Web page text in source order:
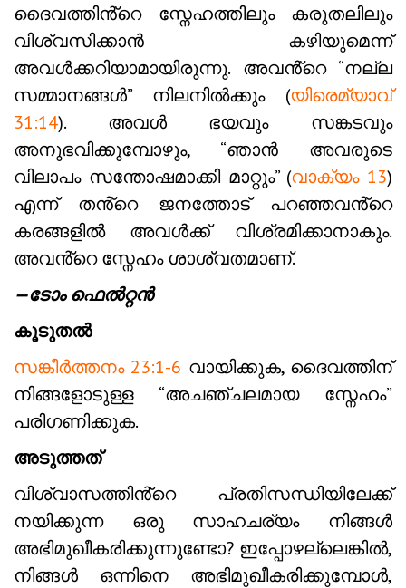
ദൈവത്തിൻ്റെ സ്നേഹത്തിലും കരുതലിലും
വിശ്വസിക്കാൻ കഴിയുമെന്ന്
അവൾക്കറിയാമായിരുന്നു. അവൻ്റെ “നല്ല
സമ്മാനങ്ങൾ” നിലനിൽക്കും (യിരെമ്യാവ്
31:14). അവൾ ഭയവും സങ്കടവും
അനുഭവിക്കുമ്പോഴും, “ഞാൻ അവരുടെ
വിലാപം സന്തോഷമാക്കി മാറ്റും” (വാക്യം 13)
എന്ന് തൻ്റെ ജനത്തോട് പറഞ്ഞവൻ്റെ
കരങ്ങളിൽ അവൾക്ക് വിശ്രമിക്കാനാകും.
അവൻ്റെ സ്നേഹം ശാശ്വതമാണ്.
—ടോം ഫെൽറ്റൻ
കൂടുതൽ
സങ്കീർത്തനം 23:1-6 വായിക്കുക, ദൈവത്തിന്
നിങ്ങളോടുള്ള “അചഞ്ചലമായ സ്നേഹം”
പരിഗണിക്കുക.
അടുത്തത്
വിശ്വാസത്തിൻ്റെ പ്രതിസന്ധിയിലേക്ക്
നയിക്കുന്ന ഒരു സാഹചര്യം നിങ്ങൾ
അഭിമുഖീകരിക്കുന്നുണ്ടോ? ഇപ്പോഴല്ലെങ്കിൽ,
നിങ്ങൾ ഒന്നിനെ അഭിമുഖീകരിക്കുമ്പോൾ,